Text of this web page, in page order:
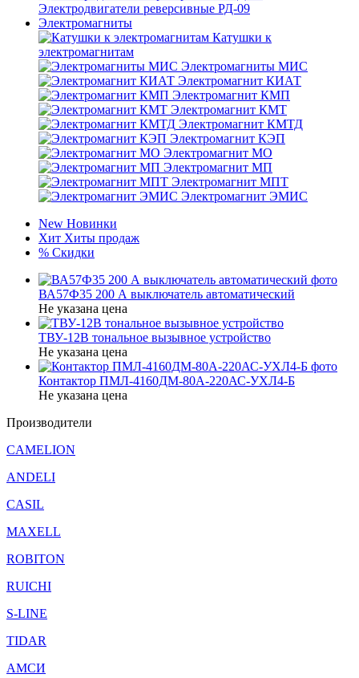
Электродвигатели реверсивные РД-09
Электромагниты
Катушки к
электромагнитам
Электромагниты МИС
Электромагнит КИАТ
Электромагнит КМП
Электромагнит КМТ
Электромагнит КМТД
Электромагнит КЭП
Электромагнит МО
Электромагнит МП
Электромагнит МПТ
Электромагнит ЭМИС
New Новинки
Хит Хиты продаж
% Скидки
ВА57Ф35 200 А выключатель автоматический
Не указана цена
ТВУ-12В тональное вызывное устройство
Не указана цена
Контактор ПМЛ-4160ДМ-80А-220АС-УХЛ4-Б
Не указана цена
Производители
CAMELION
ANDELI
CASIL
MAXELL
ROBITON
RUICHI
S-LINE
TIDAR
АМСИ